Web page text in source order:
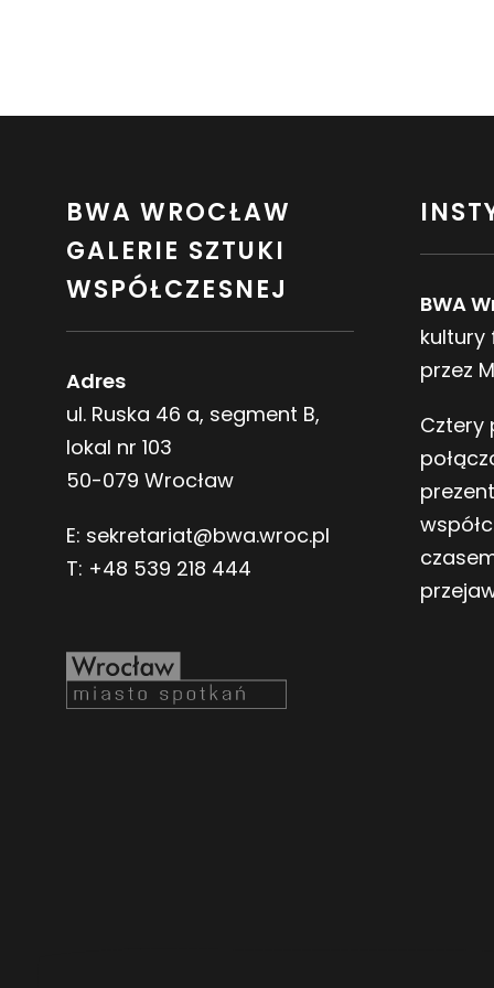
BWA WROCŁAW
GALERIE SZTUKI
WSPÓŁCZESNEJ
Adres
ul. Ruska 46 a, segment B,
lokal nr 103
50-079 Wrocław
E: sekretariat@bwa.wroc.pl
T: +48 539 218 444
BWA
kultury
przez
Cztery